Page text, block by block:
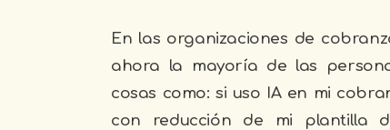
En las organizaciones de
ahora la mayoría de las
cosas como: si uso IA en mi
con reducción de mi plantilla